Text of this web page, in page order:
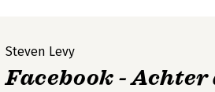
Steven Levy
Facebook -